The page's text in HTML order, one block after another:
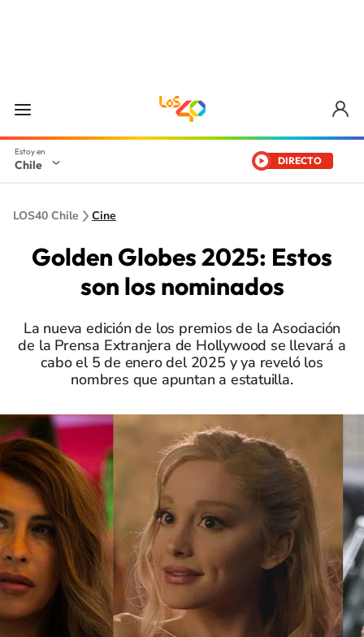
Chile DIRECTO
LOS40 Chile Cine
Golden Globes 2025: Estos
son los nominados
La nueva edición de los premios de la Asociación
de la Prensa Extranjera de Hollywood se llevará a
cabo el 5 de enero del 2025 y ya reveló los
nombres que apuntan a estatuilla.